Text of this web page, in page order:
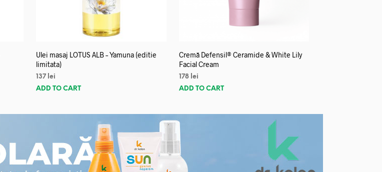
Ulei masaj LOTUS ALB – Yamuna (editie
limitata)
137 lei
ADD TO CART
Cremă Defensil® Ceramide & White Lily
Facial Cream
178 lei
ADD TO CART